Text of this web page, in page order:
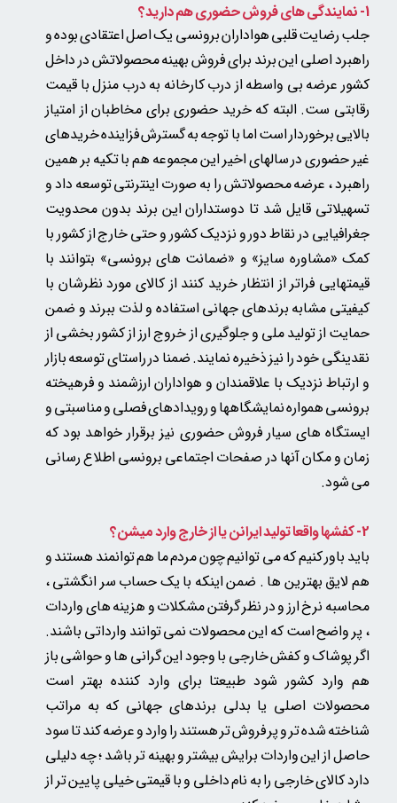
1- نمایندگی های فروش حضوری هم دارید؟
جلب رضایت قلبی هواداران برونسی یک اصل اعتقادی بوده و
راهبرد اصلی این برند برای فروش بهینه محصولاتش در داخل
کشور عرضه بی واسطه از درب کارخانه به درب منزل با قیمت
رقابتی ست. البته که خرید حضوری برای مخاطبان از امتیاز
بالایی برخوردار است اما با توجه به گسترش فزاینده خریدهای
غیر حضوری در سالهای اخیر این مجموعه هم با تکیه بر همین
راهبرد ، عرضه محصولاتش را به صورت اینترنتی توسعه داد و
تسهیلاتی قایل شد تا دوستداران این برند بدون محدویت
جغرافیایی در نقاط دور و نزدیک کشور و حتی خارج از کشور با
کمک «مشاوره سایز» و «ضمانت های برونسی» بتوانند با
قیمتهایی فراتر از انتظار خرید کنند از کالای مورد نظرشان با
کیفیتی مشابه برندهای جهانی استفاده و لذت ببرند و ضمن
حمایت از تولید ملی و جلوگیری از خروج ارز از کشور بخشی از
نقدینگی خود را نیز ذخیره نمایند. ضمنا در راستای توسعه بازار
و ارتباط نزدیک با علاقمندان و هواداران ارزشمند و فرهیخته
برونسی همواره نمایشگاهها و رویدادهای فصلی و مناسبتی و
ایستگاه های سیار فروش حضوری نیز برقرار خواهد بود که
زمان و مکان آنها در صفحات اجتماعی برونسی اطلاع رسانی
می شود.
2- کفشها واقعا تولید ایرانن یا از خارج وارد میشن؟
باید باور کنیم که می توانیم چون مردم ما هم توانمند هستند و
هم لایق بهترین ها . ضمن اینکه با یک حساب سر انگشتی ،
محاسبه نرخ ارز و در نظر گرفتن مشکلات و هزینه های واردات
، پر واضح است که این محصولات نمی توانند وارداتی باشند.
اگر پوشاک و کفش خارجی با وجود این گرانی ها و حواشی باز
هم وارد کشور شود طبیعتا برای وارد کننده بهتر است
محصولات اصلی یا بدلی برندهای جهانی که به مراتب
شناخته شده تر و پر فروش تر هستند را وارد و عرضه کندتا سود
حاصل از این واردات برایش بیشتر و بهینه تر باشد ؛ چه دلیلی
دارد کالای خارجی را به نام داخلی و با قیمتی خیلی پایین تر از